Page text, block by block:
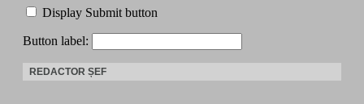
Display Submit button
Button label:
REDACTOR ȘEF